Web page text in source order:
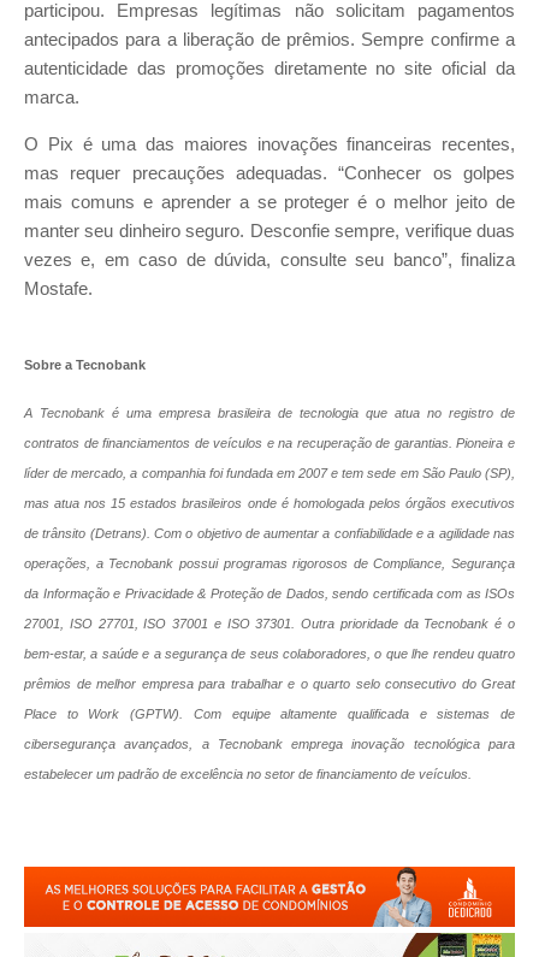
participou. Empresas legítimas não solicitam pagamentos
antecipados para a liberação de prêmios. Sempre confirme a
autenticidade das promoções diretamente no site oficial da
marca.
O Pix é uma das maiores inovações financeiras recentes,
mas requer precauções adequadas. “Conhecer os golpes
mais comuns e aprender a se proteger é o melhor jeito de
manter seu dinheiro seguro. Desconfie sempre, verifique duas
vezes e, em caso de dúvida, consulte seu banco”, finaliza
Mostafe.
Sobre a Tecnobank
A Tecnobank é uma empresa brasileira de tecnologia que atua no registro de
contratos de financiamentos de veículos e na recuperação de garantias. Pioneira e
líder de mercado, a companhia foi fundada em 2007 e tem sede em São Paulo (SP),
mas atua nos 15 estados brasileiros onde é homologada pelos órgãos executivos
de trânsito (Detrans). Com o objetivo de aumentar a confiabilidade e a agilidade nas
operações, a Tecnobank possui programas rigorosos de Compliance, Segurança
da Informação e Privacidade & Proteção de Dados, sendo certificada com as ISOs
27001, ISO 27701, ISO 37001 e ISO 37301. Outra prioridade da Tecnobank é o
bem-estar, a saúde e a segurança de seus colaboradores, o que lhe rendeu quatro
prêmios de melhor empresa para trabalhar e o quarto selo consecutivo do Great
Place to Work (GPTW). Com equipe altamente qualificada e sistemas de
cibersegurança avançados, a Tecnobank emprega inovação tecnológica para
estabelecer um padrão de excelência no setor de financiamento de veículos.